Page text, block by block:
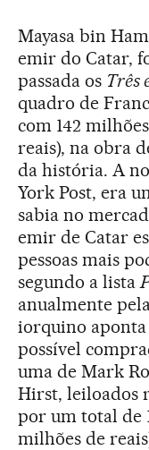
Mayasa bin
emir do Catar,
passada os Três
quadro de
com 142
reais), na obra
da história. A
York Post, era
sabia no
emir de Catar
pessoas mais
segundo a lista
anualmente
iorquino aponta
possível
uma de Mark
Hirst, leiloados
por um total de
milhões de